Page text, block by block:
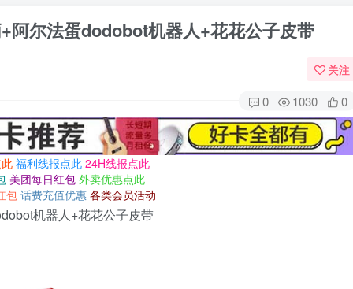
阿尔法蛋dodobot机器人+花花公子皮带
关注
0 1030 0
福利线报点此 24H线报点此
美团每日红包 外卖优惠点此
包 话费充值优惠 各类会员活动
机器人+花花公子皮带